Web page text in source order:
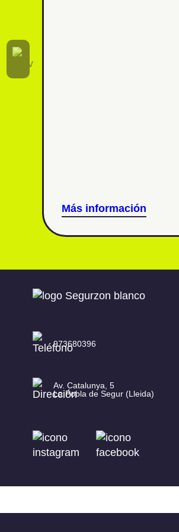
Más información
973680396
Av. Catalunya, 5
La Pobla de Segur (Lleida)